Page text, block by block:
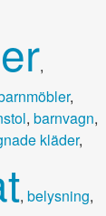
,
,
, barnvagn,
kläder,
, belysning,